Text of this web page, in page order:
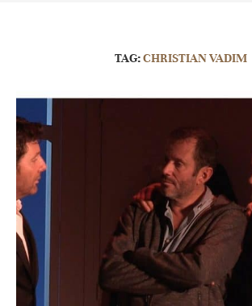
TAG:CHRISTIAN VADIM